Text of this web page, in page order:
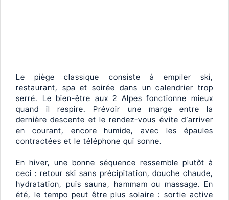
Le piège classique consiste à empiler ski,
restaurant, spa et soirée dans un calendrier trop
serré. Le bien-être aux 2 Alpes fonctionne mieux
quand il respire. Prévoir une marge entre la
dernière descente et le rendez-vous évite d’arriver
en courant, encore humide, avec les épaules
contractées et le téléphone qui sonne.
En hiver, une bonne séquence ressemble plutôt à
ceci : retour ski sans précipitation, douche chaude,
hydratation, puis sauna, hammam ou massage. En
été, le tempo peut être plus solaire : sortie active